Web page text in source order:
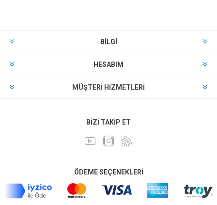
BILGI
HESABIM
MÜŞTERI HIZMETLERI
BIZI TAKIP ET
ÖDEME SEÇENEKLERI